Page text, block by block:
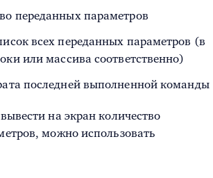
переданных параметров
всех переданных параметров (в
или массива соответственно)
последней выполненной команды
на экран количество
можно использовать